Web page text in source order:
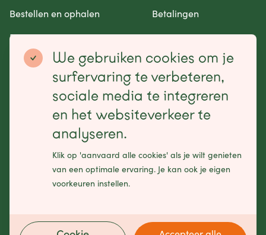
Bestellen en ophalen
Betalingen
Retourneren en garantie
Contact opnemen
Betaalmogelijkheden
Schrijf je in voor onze nieuwsbrief
We gebruiken cookies om je
surfervaring te verbeteren,
sociale media te integreren
en het websiteverkeer te
analyseren.
Klik op 'aanvaard alle cookies' als je wilt genieten
van een optimale ervaring. Je kan ook je eigen
voorkeuren instellen.